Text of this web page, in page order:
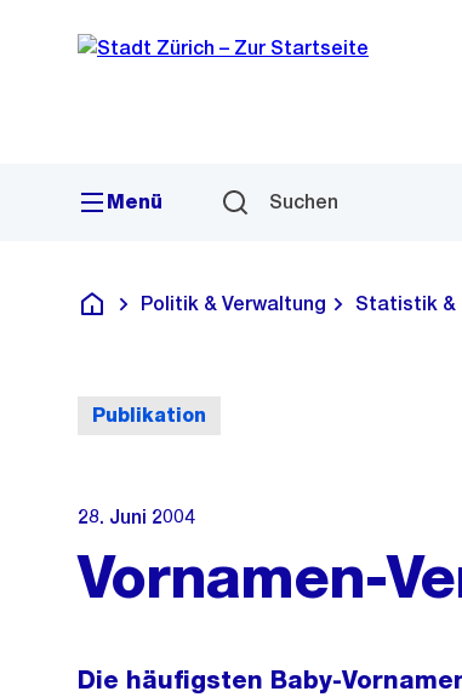
Navigation
Sprunglink
Menü Suchen
Deutsch
Politik & Verwaltung Statistik &
Publikation
28. Juni 2004
Vornamen-
Die häufigsten Baby-